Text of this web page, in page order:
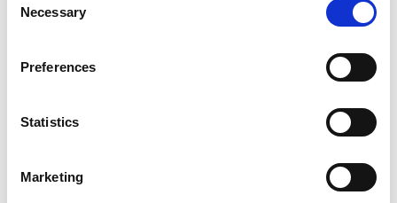
Selection
Necessary
Preferences
Statistics
Marketing